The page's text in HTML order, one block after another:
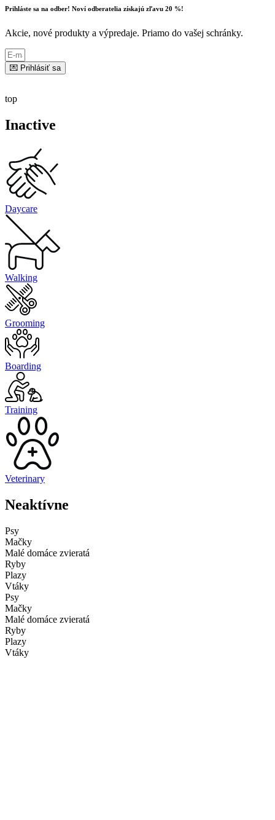
Prihláste sa na odber! Noví odberatelia získajú zľavu 20 %!
Akcie, nové produkty a výpredaje. Priamo do vašej schránky.
💌 Prihlásiť sa
top
Inactive
Daycare
Walking
Grooming
Boarding
Training
Veterinary
Neaktívne
Psy
Mačky
Malé domáce zvieratá
Ryby
Plazy
Vtáky
Psy
Mačky
Malé domáce zvieratá
Ryby
Plazy
Vtáky